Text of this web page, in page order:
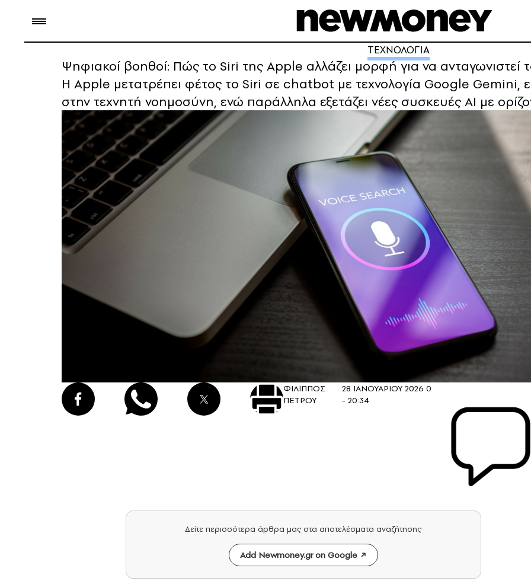
ΤΕΧΝΟΛΟΓΙΑ
Ψηφιακοί βοηθοί: Πώς το Siri της Apple αλλάζει μορφή για να ανταγωνιστεί
Η Apple μετατρέπει φέτος το Siri σε chatbot με τεχνολογία Google Gemini,
στην τεχνητή νοημοσύνη, ενώ παράλληλα εξετάζει νέες συσκευές ΑΙ με
ΦΙΛΙΠΠΟΣ
ΠΕΤΡΟΥ
28 ΙΑΝΟΥΑΡΙΟΥ 2026
- 20:34
0
Δείτε περισσότερα άρθρα μας στα αποτελέσματα αναζήτησης
Add Newmoney.gr on Google